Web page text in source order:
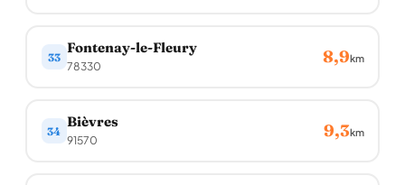
33
Fontenay-le-Fleury
78330 8,9km
34
Bièvres
91570 9,3km